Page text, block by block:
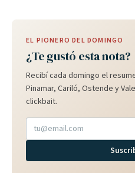
EL PIONERO DEL DOMINGO
¿Te gustó esta nota?
Recibí cada domingo el
Pinamar, Cariló, Ostende y
clickbait.